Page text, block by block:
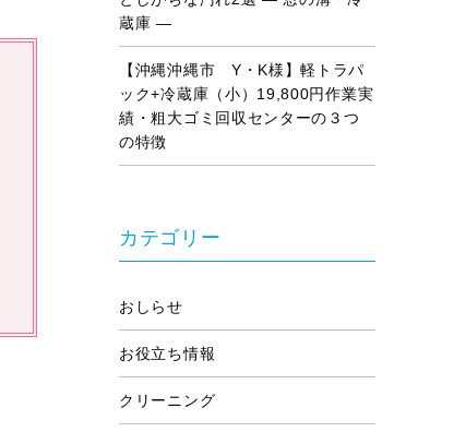
蔵庫 ―
【沖縄沖縄市 Y・K様】軽トラパ
ック+冷蔵庫（小）19,800円作業実
績・粗大ゴミ回収センターの３つ
の特徴
カテゴリー
おしらせ
お役立ち情報
クリーニング